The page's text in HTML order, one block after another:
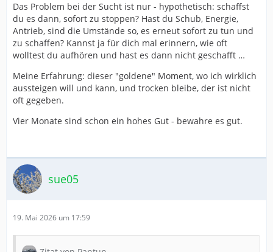
Das Problem bei der Sucht ist nur - hypothetisch: schaffst
du es dann, sofort zu stoppen? Hast du Schub, Energie,
Antrieb, sind die Umstände so, es erneut sofort zu tun und
zu schaffen? Kannst ja für dich mal erinnern, wie oft
wolltest du aufhören und hast es dann nicht geschafft …
Meine Erfahrung: dieser "goldene" Moment, wo ich wirklich
aussteigen will und kann, und trocken bleibe, der ist nicht
oft gegeben.
Vier Monate sind schon ein hohes Gut - bewahre es gut.
sue05
19. Mai 2026 um 17:59